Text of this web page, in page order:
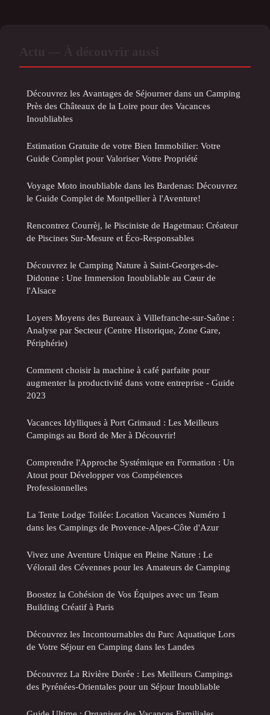
Découvrez les Avantages de Séjourner dans un Camping
Près des Châteaux de la Loire pour des Vacances
Inoubliables
Estimation Gratuite de votre Bien Immobilier: Votre
Guide Complet pour Valoriser Votre Propriété
Voyage Moto inoubliable dans les Bardenas: Découvrez
le Guide Complet de Montpellier à l'Aventure!
Rencontrez Courrèj, le Pisciniste de Hagetmau: Créateur
de Piscines Sur-Mesure et Éco-Responsables
Découvrez le Camping Nature à Saint-Georges-de-
Didonne : Une Immersion Inoubliable au Cœur de
l'Alsace
Loyers Moyens des Bureaux à Villefranche-sur-Saône :
Analyse par Secteur (Centre Historique, Zone Gare,
Périphérie)
Comment choisir la machine à café parfaite pour
augmenter la productivité dans votre entreprise - Guide
2023
Vacances Idylliques à Port Grimaud : Les Meilleurs
Campings au Bord de Mer à Découvrir!
Comprendre l'Approche Systémique en Formation : Un
Atout pour Développer vos Compétences
Professionnelles
La Tente Lodge Toilée: Location Vacances Numéro 1
dans les Campings de Provence-Alpes-Côte d'Azur
Vivez une Aventure Unique en Pleine Nature : Le
Vélorail des Cévennes pour les Amateurs de Camping
Boostez la Cohésion de Vos Équipes avec un Team
Building Créatif à Paris
Découvrez les Incontournables du Parc Aquatique Lors
de Votre Séjour en Camping dans les Landes
Découvrez La Rivière Dorée : Les Meilleurs Campings
des Pyrénées-Orientales pour un Séjour Inoubliable